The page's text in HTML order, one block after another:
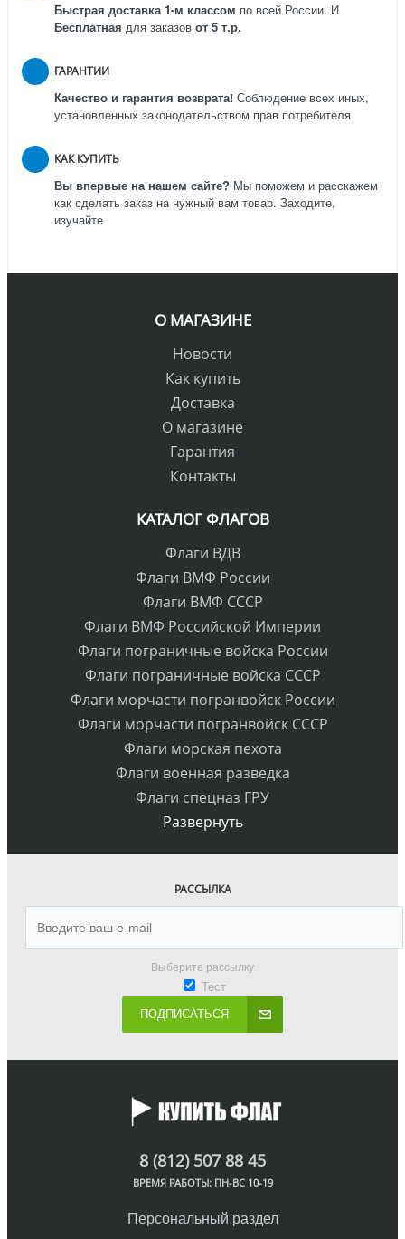
Быстрая доставка 1-м классом по всей России. И
Бесплатная для заказов от 5 т.р.
ГАРАНТИИ
Качество и гарантия возврата! Соблюдение всех иных,
установленных законодательством прав потребителя
КАК КУПИТЬ
Вы впервые на нашем сайте? Мы поможем и расскажем
как сделать заказ на нужный вам товар. Заходите,
изучайте
О МАГАЗИНЕ
Новости
Как купить
Доставка
О магазине
Гарантия
Контакты
КАТАЛОГ ФЛАГОВ
Флаги ВДВ
Флаги ВМФ России
Флаги ВМФ СССР
Флаги ВМФ Российской Империи
Флаги пограничные войска России
Флаги пограничные войска СССР
Флаги морчасти погранвойск России
Флаги морчасти погранвойск СССР
Флаги морская пехота
Флаги военная разведка
Флаги спецназ ГРУ
Развернуть
РАССЫЛКА
Выберите рассылку
Тест
ПОДПИСАТЬСЯ
8 (812) 507 88 45
ВРЕМЯ РАБОТЫ: ПН-ВС 10-19
Персональный раздел